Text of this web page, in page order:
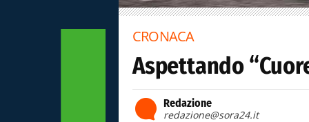
CRONACA
Aspettando
Redazione
redazione@sora24.it